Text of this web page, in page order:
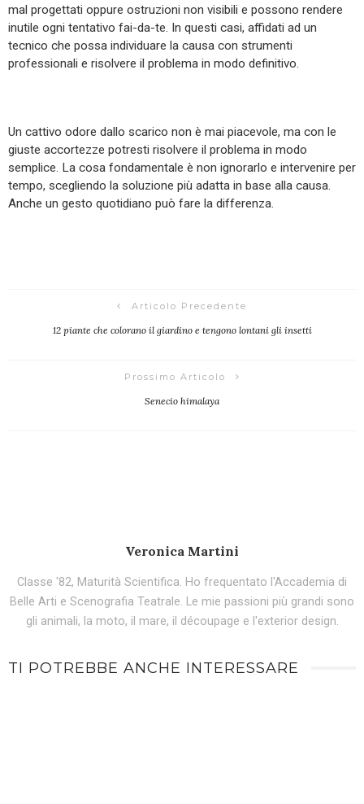
mal progettati oppure ostruzioni non visibili e possono rendere
inutile ogni tentativo fai-da-te. In questi casi, affidati ad un
tecnico che possa individuare la causa con strumenti
professionali e risolvere il problema in modo definitivo.
Un cattivo odore dallo scarico non è mai piacevole, ma con le
giuste accortezze potresti risolvere il problema in modo
semplice. La cosa fondamentale è non ignorarlo e intervenire per
tempo, scegliendo la soluzione più adatta in base alla causa.
Anche un gesto quotidiano può fare la differenza.
Articolo Precedente
12 piante che colorano il giardino e tengono lontani gli insetti
Prossimo Articolo
Senecio himalaya
Veronica Martini
Classe '82, Maturità Scientifica. Ho frequentato l'Accademia di
Belle Arti e Scenografia Teatrale. Le mie passioni più grandi sono
gli animali, la moto, il mare, il découpage e l'exterior design.
TI POTREBBE ANCHE INTERESSARE